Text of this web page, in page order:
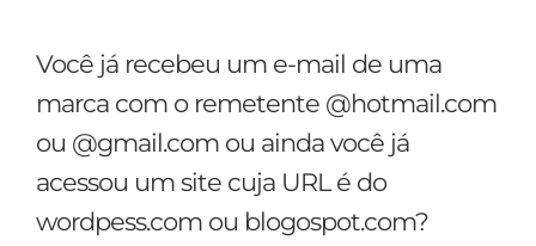
Você já recebeu um e-mail de uma
marca com o remetente @hotmail.com
ou @gmail.com ou ainda você já
acessou um site cuja URL é do
wordpess.com ou blogospot.com?